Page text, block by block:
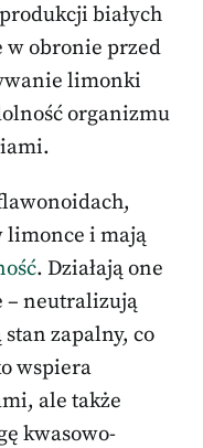
białych
w obronie przed
limonki
organizmu
limonce i mają
. Działają one
– neutralizują
zapalny, co
wspiera
ale także
kwasowo-